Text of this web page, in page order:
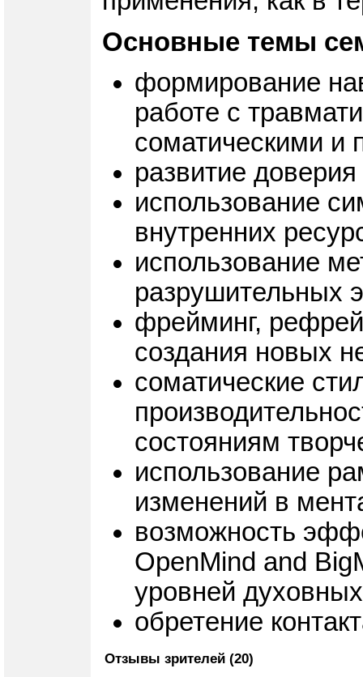
Основные темы
формирование
работе с
соматическими и
развитие
использование
внутренних
использование
разрушительных
фрейминг,
создания новых
соматические
состояниям
использование
изменений в
возможность
OpenMind and
уровней
обретение
Отзывы зрителей (20)